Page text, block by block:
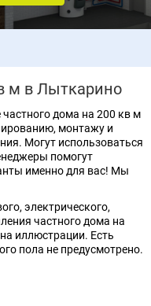
м в Лыткарино
дома на 200 кв м
монтажу и
Могут использоваться
помогут
именно для вас! Мы
электрического,
частного дома на
иллюстрации. Есть
пола не предусмотрено.